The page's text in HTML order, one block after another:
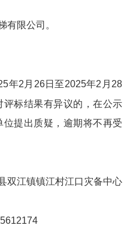
有限公司。
年2月26日至2025年2月28
评标结果有异议的，在公示
提出质疑，逾期将不再受
双江镇镇江村江口灾备中心